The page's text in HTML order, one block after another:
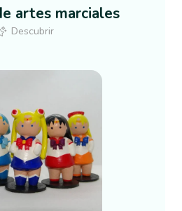
artes marciales
Descubrir